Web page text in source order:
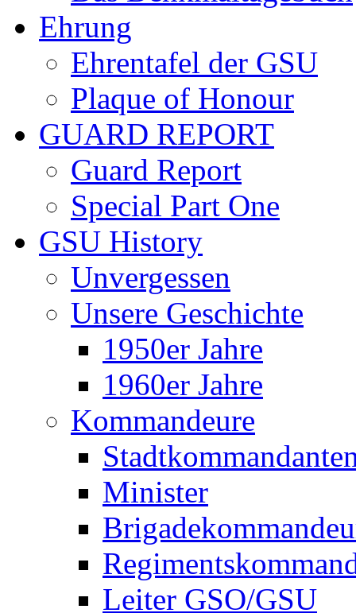
Ehrung
Ehrentafel der GSU
Plaque of Honour
GUARD REPORT
Guard Report
Special Part One
GSU History
Unvergessen
Unsere Geschichte
1950er Jahre
1960er Jahre
Kommandeure
Minister
Leiter GSO/GSU